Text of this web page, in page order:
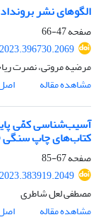
الگوهای نشر
صفحه47-66
مرضیه مروتی، نصرت
مشاهده مقاله
آسیب‌شناسی کمّی
کتاب‌های چاپ سنگی (1401-1354
صفحه67-85
مصطفی لعل شاطری
مشاهده مقاله